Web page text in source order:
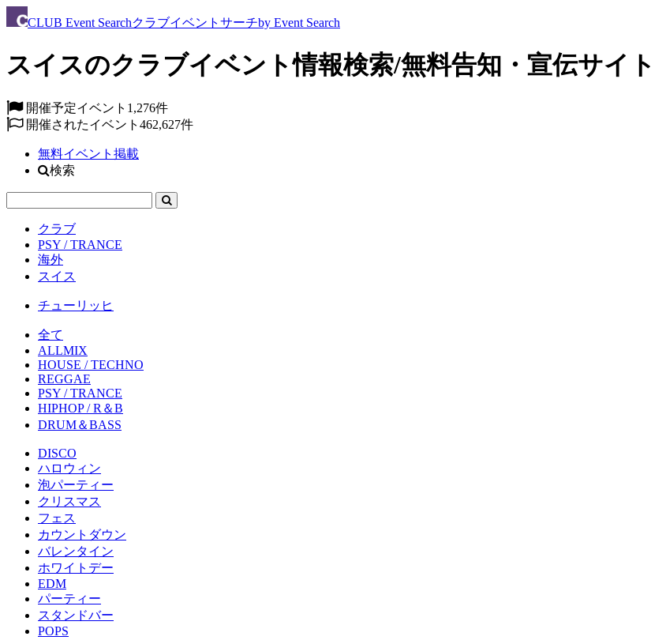
CLUB Event Searchクラブイベントサーチby Event Search
スイスのクラブイベント情報検索/無料告知・宣伝サイト
開催予定イベント 1,276件
開催されたイベント 462,627件
無料イベント掲載
検索
クラブ
PSY / TRANCE
海外
スイス
チューリッヒ
全て
ALLMIX
HOUSE / TECHNO
REGGAE
PSY / TRANCE
HIPHOP / R＆B
DRUM＆BASS
DISCO
ハロウィン
泡パーティー
クリスマス
フェス
カウントダウン
バレンタイン
ホワイトデー
EDM
パーティー
スタンドバー
POPS